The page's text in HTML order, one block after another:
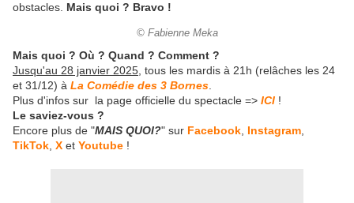
obstacles. Mais quoi ? Bravo !
© Fabienne Meka
Mais quoi ? Où ? Quand ? Comment ?
Jusqu'au 28 janvier 2025, tous les mardis à 21h (relâches les 24
et 31/12) à La Comédie des 3 Bornes
Plus d'infos sur la page officielle du spectacle => ICI !
Le saviez-vous ?
Encore plus de "MAIS QUOI?" sur Facebook Instagram
TikTok X et Youtube !